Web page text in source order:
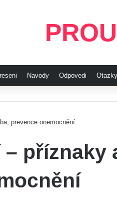
Navody Odpovedi Otazky
prevence onemocnění
příznaky